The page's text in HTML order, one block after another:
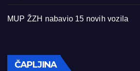
MUP ŽZH nabavio 15 novih vozila
ČAPLJINA